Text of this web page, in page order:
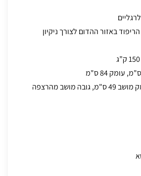
באזור ההדום לצורך ניקיון
מידות פנימיות : רוחב מושב 55 ס"מ , עומק מושב 49 ס"מ, גובה מושב מהרצפה